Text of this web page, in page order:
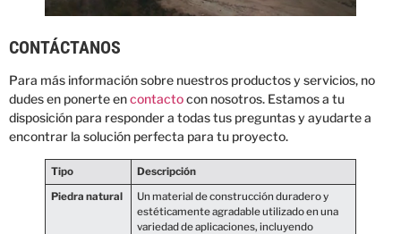
CONTÁCTANOS
Para más información sobre nuestros productos y servicios, no
dudes en ponerte encontactocon nosotros. Estamos a tu
disposición para responder a todas tus preguntas y ayudarte a
encontrar la solución perfecta para tu proyecto.
Tipo
Descripción
Piedra natural
Un material de construcción duradero y
estéticamente agradable utilizado en una
variedad de aplicaciones, incluyendo